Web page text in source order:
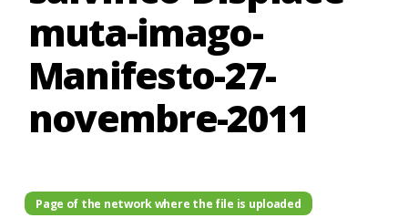
muta-imago-
Manifesto-27-
novembre-2011
Page of the network where the file is uploaded